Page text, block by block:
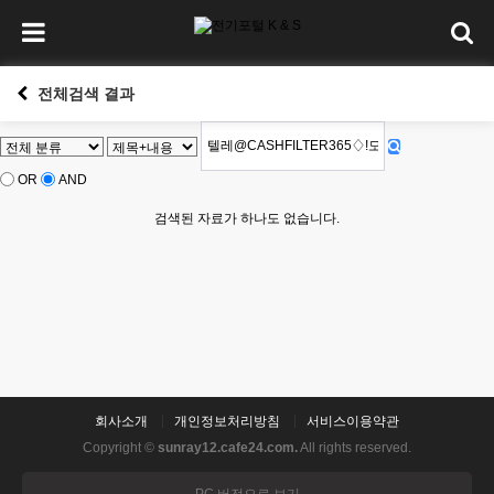
전체검색 결과
OR AND
검색된 자료가 하나도 없습니다.
회사소개 개인정보처리방침
서비스이용약관
Copyright © sunray12.cafe24.com.All rights reserved.